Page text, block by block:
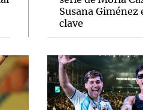
Susana Giménez
clave